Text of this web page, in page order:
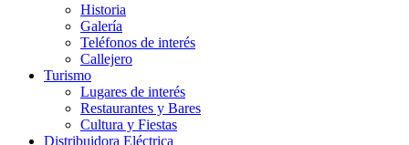
Historia
Galería
Teléfonos de interés
Callejero
Turismo
Lugares de interés
Restaurantes y Bares
Cultura y Fiestas
Distribuidora Eléctrica